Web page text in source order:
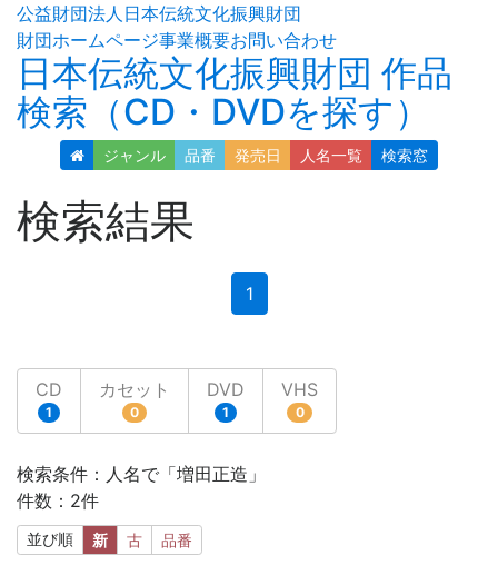
公益財団法人日本伝統文化振興財団
財団ホームページ事業概要お問い合わせ
日本伝統文化振興財団 作品
検索（CD・DVDを探す）
ジャンル 品番 発売日 人名一覧 検索窓
検索結果
1(current)
CD
1
カセット
0
DVD
1
VHS
0
検索条件：人名で「増田正造」
件数：2件
並び順 新 古 品番